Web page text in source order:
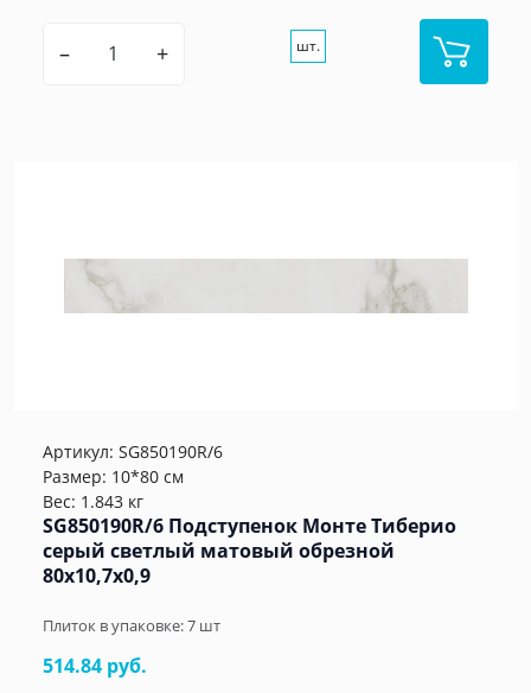
– + шт.
Артикул: SG850190R/6
Размер: 10*80 см
Вес: 1.843 кг
SG850190R/6 Подступенок Монте Тиберио
серый светлый матовый обрезной
80x10,7x0,9
Плиток в упаковке:7 шт
514.84 руб.